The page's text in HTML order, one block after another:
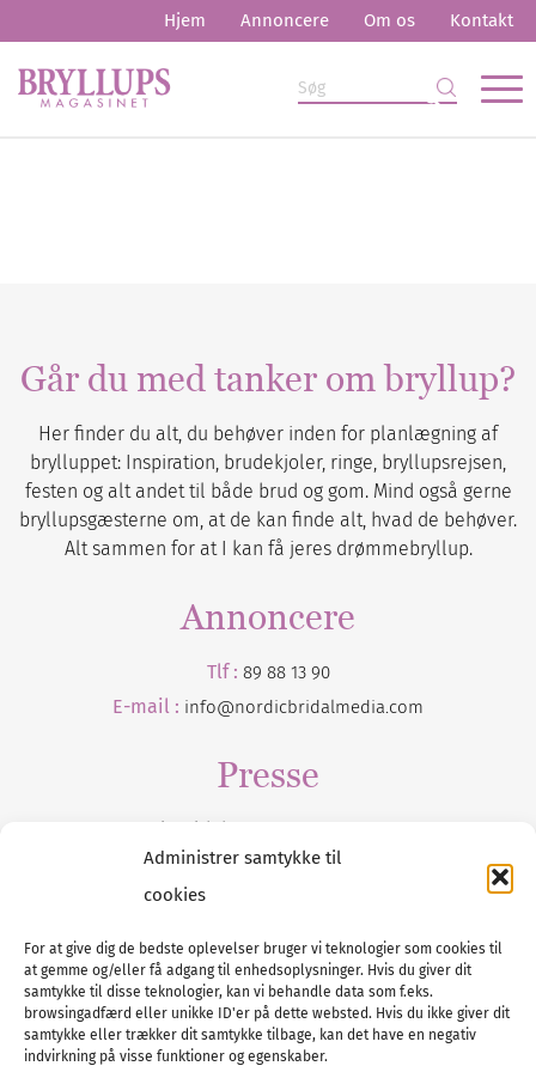
Administrer samtykke til
cookies
For at give dig de bedste oplevelser bruger vi teknologier som cookies til
at gemme og/eller få adgang til enhedsoplysninger. Hvis du giver dit
samtykke til disse teknologier, kan vi behandle data som f.eks.
browsingadfærd eller unikke ID'er på dette websted. Hvis du ikke giver dit
samtykke eller trækker dit samtykke tilbage, kan det have en negativ
indvirkning på visse funktioner og egenskaber.
Hjem Annoncere Om os Kontakt
Går du med tanker om bryllup?
Her finder du alt, du behøver inden for planlægning af
brylluppet: Inspiration, brudekjoler, ringe, bryllupsrejsen,
festen og alt andet til både brud og gom. Mind også gerne
bryllupsgæsterne om, at de kan finde alt, hvad de behøver.
Alt sammen for at I kan få jeres drømmebryllup.
Annoncere
Tlf : 89 88 13 90
E-mail : info@nordicbridalmedia.com
Presse
Tilmeld dig vores
Tel :89 88 13 90
E-post:info@nordicbridalmedia.com
Nordic Bridal Media